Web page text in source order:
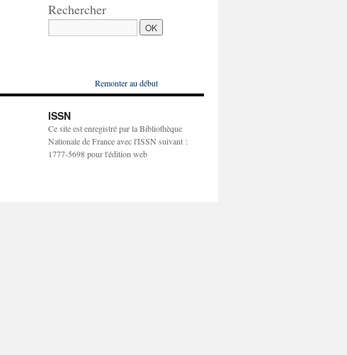
Rechercher
Remonter au début
ISSN
Ce site est enregistré par la Bibliothèque
Nationale de France avec l'ISSN suivant :
1777-5698 pour l'édition web